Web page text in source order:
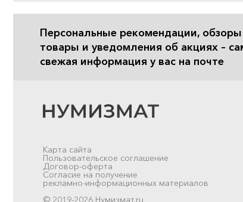
Персональные рекомендации, обзоры
товары и уведомления об акциях –
свежая информация у вас на почте
Карта сайта
Пользовательское соглашение
Договор-оферта
Согласие на получение
рекламно-информационных материалов
© 2019-2026 Нумизмат.ru